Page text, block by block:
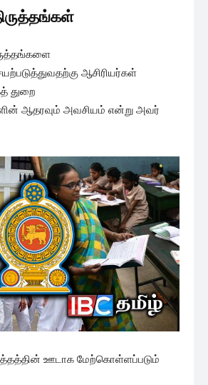
ஆசிரியர்கள்
துறை
ஆதரவும் அவசியம் என்று அவர்
ஊடாக மேற்கொள்ளப்படும்